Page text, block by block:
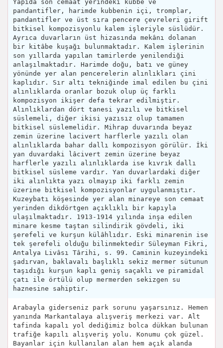
Yapıda son cemaat yerindeki kubbe ve
pandantifler, harimde kubbenin içi, tromplar,
pandantifler ve üst sıra pencere çevreleri girift
bitkisel kompozisyonlu kalem işleriyle süslüdür.
Ayrıca duvarların üst hizasında mekânı dolanan
bir kitâbe kuşağı bulunmaktadır. Kalem işlerinin
son yıllarda yapılan tamirlerde yenilendiği
anlaşılmaktadır. Harimde doğu, batı ve güney
yönünde yer alan pencerelerin alınlıkları çini
kaplıdır. Sır altı tekniğinde imal edilen bu çini
alınlıklarda oranlar bozuk olup üç farklı
kompozisyon ikişer defa tekrar edilmiştir.
Alınlıklardan dört tanesi yazılı ve bitkisel
süslemeli, diğer ikisi yazısız olup tamamen
bitkisel süslemelidir. Mihrap duvarında beyaz
zemin üzerine lacivert harflerle yazılı olan
alınlıklarda bahar dallı kompozisyon görülür. İki
yan duvardaki lâcivert zemin üzerine beyaz
harflerle yazılı alınlıklarda ise kıvrık dallı
bitkisel süsleme vardır. Yan duvarlardaki diğer
iki alınlıkta yazı olmayıp iki farklı zemin
üzerine bitkisel kompozisyonlar uygulanmıştır.
Kuzeybatı köşesinde yer alan minareye son cemaat
yerinden dikdörtgen açıklıklı bir kapıyla
ulaşılmaktadır. 1913-1914 yılında inşa edilen
minare kesme taştan silindirik gövdeli, iki
şerefeli ve kurşun külâhlıdır. Eski minarenin ise
tek şerefeli olduğu bilinmektedir Süleyman Fikri,
Antalya Livâsı Târihi, s. 99. Caminin kuzeyindeki
şadırvan, baklavalı başlıklı sekiz mermer sütunun
taşıdığı kurşun kaplı geniş saçaklı ve piramidal
çatı ile örtülü olup mermerden sekizgen su
haznesine sahiptir.
Arabayla giderseniz park sorunu yaşarsınız. Hemen
yanında Markantalaya alışveriş merkezi var. Alt
tafinda kapalı yol dediğimiz bolca dükkan bulunan
trafiğe kapılı alışveriş yolu. Konumu çok güzel.
Bayanlar için kullanılan alan hem açık alanda